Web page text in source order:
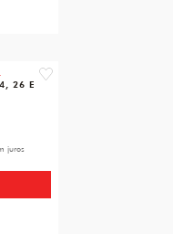
favorite
26 E
juros